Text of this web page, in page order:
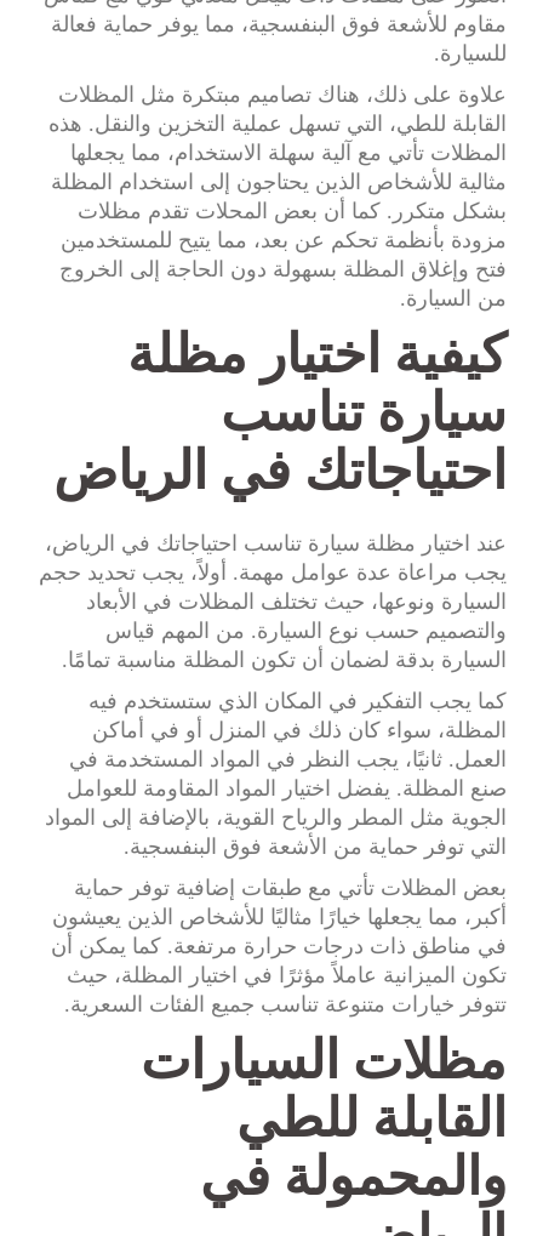
مقاوم للأشعة فوق البنفسجية، مما يوفر حماية فعالة
للسيارة.
علاوة على ذلك، هناك تصاميم مبتكرة مثل المظلات
القابلة للطي، التي تسهل عملية التخزين والنقل. هذه
المظلات تأتي مع آلية سهلة الاستخدام، مما يجعلها
مثالية للأشخاص الذين يحتاجون إلى استخدام المظلة
بشكل متكرر. كما أن بعض المحلات تقدم مظلات
مزودة بأنظمة تحكم عن بعد، مما يتيح للمستخدمين
فتح وإغلاق المظلة بسهولة دون الحاجة إلى الخروج
من السيارة.
كيفية اختيار مظلة
سيارة تناسب
احتياجاتك في الرياض
عند اختيار مظلة سيارة تناسب احتياجاتك في الرياض،
يجب مراعاة عدة عوامل مهمة. أولاً، يجب تحديد حجم
السيارة ونوعها، حيث تختلف المظلات في الأبعاد
والتصميم حسب نوع السيارة. من المهم قياس
السيارة بدقة لضمان أن تكون المظلة مناسبة تمامًا.
كما يجب التفكير في المكان الذي ستستخدم فيه
المظلة، سواء كان ذلك في المنزل أو في أماكن
العمل. ثانيًا، يجب النظر في المواد المستخدمة في
صنع المظلة. يفضل اختيار المواد المقاومة للعوامل
الجوية مثل المطر والرياح القوية، بالإضافة إلى المواد
التي توفر حماية من الأشعة فوق البنفسجية.
بعض المظلات تأتي مع طبقات إضافية توفر حماية
أكبر، مما يجعلها خيارًا مثاليًا للأشخاص الذين يعيشون
في مناطق ذات درجات حرارة مرتفعة. كما يمكن أن
تكون الميزانية عاملاً مؤثرًا في اختيار المظلة، حيث
تتوفر خيارات متنوعة تناسب جميع الفئات السعرية.
مظلات السيارات
القابلة للطي
والمحمولة في